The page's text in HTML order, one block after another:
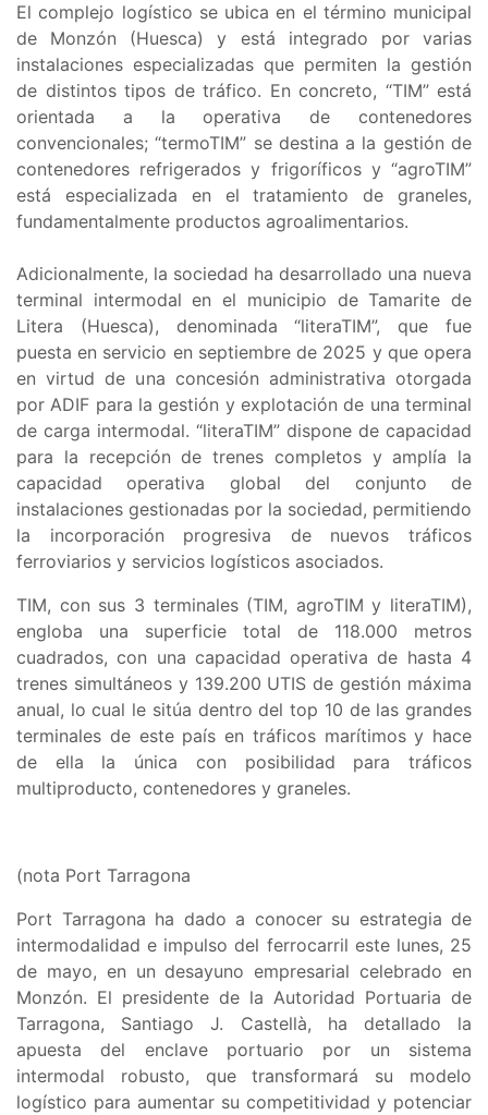
El complejo logístico se ubica en el término municipal
de Monzón (Huesca) y está integrado por varias
instalaciones especializadas que permiten la gestión
de distintos tipos de tráfico. En concreto, “TIM” está
orientada a la operativa de contenedores
convencionales; “termoTIM” se destina a la gestión de
contenedores refrigerados y frigoríficos y “agroTIM”
está especializada en el tratamiento de graneles,
fundamentalmente productos agroalimentarios.
Adicionalmente, la sociedad ha desarrollado una nueva
terminal intermodal en el municipio de Tamarite de
Litera (Huesca), denominada “literaTIM”, que fue
puesta en servicio en septiembre de 2025 y que opera
en virtud de una concesión administrativa otorgada
por ADIF para la gestión y explotación de una terminal
de carga intermodal. “literaTIM” dispone de capacidad
para la recepción de trenes completos y amplía la
capacidad operativa global del conjunto de
instalaciones gestionadas por la sociedad, permitiendo
la incorporación progresiva de nuevos tráficos
ferroviarios y servicios logísticos asociados.
TIM, con sus 3 terminales (TIM, agroTIM y literaTIM),
engloba una superficie total de 118.000 metros
cuadrados, con una capacidad operativa de hasta 4
trenes simultáneos y 139.200 UTIS de gestión máxima
anual, lo cual le sitúa dentro del top 10 de las grandes
terminales de este país en tráficos marítimos y hace
de ella la única con posibilidad para tráficos
multiproducto, contenedores y graneles.
(nota Port Tarragona
Port Tarragona ha dado a conocer su estrategia de
intermodalidad e impulso del ferrocarril este lunes, 25
de mayo, en un desayuno empresarial celebrado en
Monzón. El presidente de la Autoridad Portuaria de
Tarragona, Santiago J. Castellà, ha detallado la
apuesta del enclave portuario por un sistema
intermodal robusto, que transformará su modelo
logístico para aumentar su competitividad y potenciar